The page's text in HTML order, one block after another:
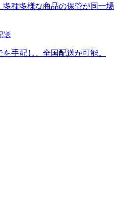
多種多様な商品の保管が同一場
送
手配し、全国配送が可能。